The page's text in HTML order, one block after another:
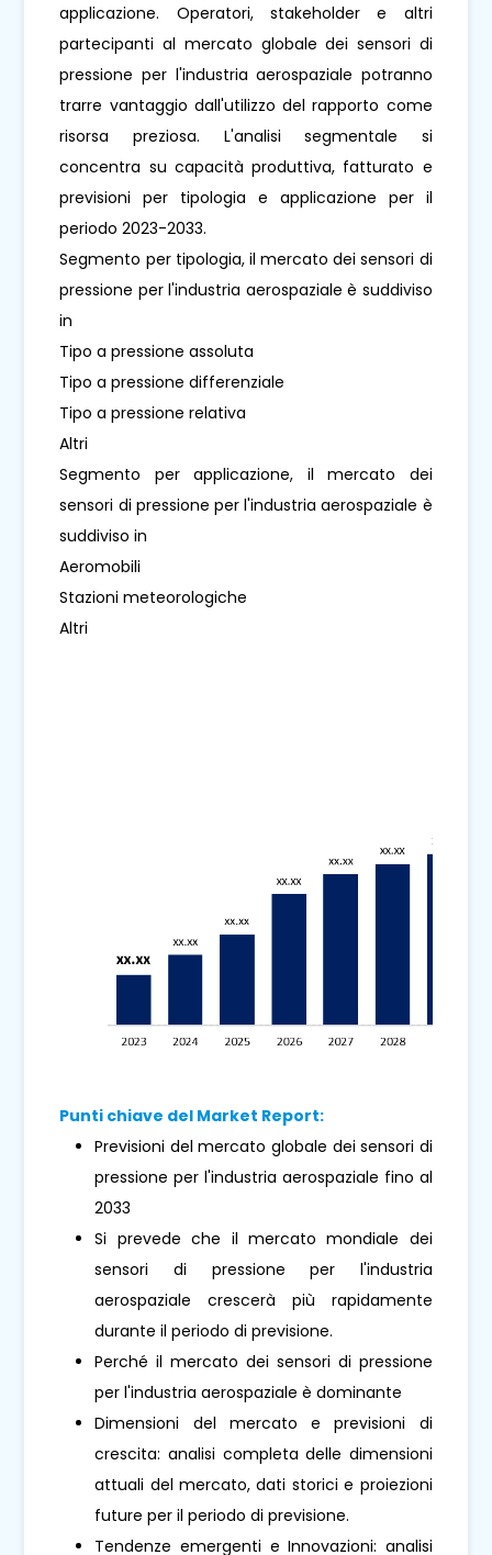
applicazione. Operatori, stakeholder e altri
partecipanti al mercato globale dei sensori di
pressione per l'industria aerospaziale potranno
trarre vantaggio dall'utilizzo del rapporto come
risorsa preziosa. L'analisi segmentale si
concentra su capacità produttiva, fatturato e
previsioni per tipologia e applicazione per il
periodo 2023-2033.
Segmento per tipologia, il mercato dei sensori di
pressione per l'industria aerospaziale è suddiviso
in
Tipo a pressione assoluta
Tipo a pressione differenziale
Tipo a pressione relativa
Altri
Segmento per applicazione, il mercato dei
sensori di pressione per l'industria aerospaziale è
suddiviso in
Aeromobili
Stazioni meteorologiche
Altri
Punti chiave del Market Report:
Previsioni del mercato globale dei sensori di
pressione per l'industria aerospaziale fino al
2033
Si prevede che il mercato mondiale dei
sensori di pressione per l'industria
aerospaziale crescerà più rapidamente
durante il periodo di previsione.
Perché il mercato dei sensori di pressione
per l'industria aerospaziale è dominante
Dimensioni del mercato e previsioni di
crescita: analisi completa delle dimensioni
attuali del mercato, dati storici e proiezioni
future per il periodo di previsione.
Tendenze emergenti e Innovazioni: analisi